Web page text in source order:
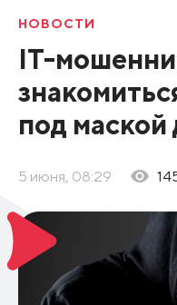
НОВОСТИ
IT-
под
5 июня, 08:29